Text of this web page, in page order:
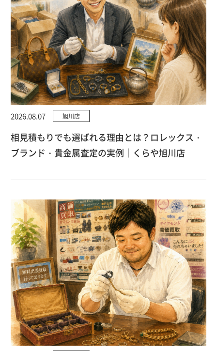
2026.08.07 旭川店
相見積もりでも選ばれる理由とは？ロレックス・
ブランド・貴金属査定の実例｜くらや旭川店